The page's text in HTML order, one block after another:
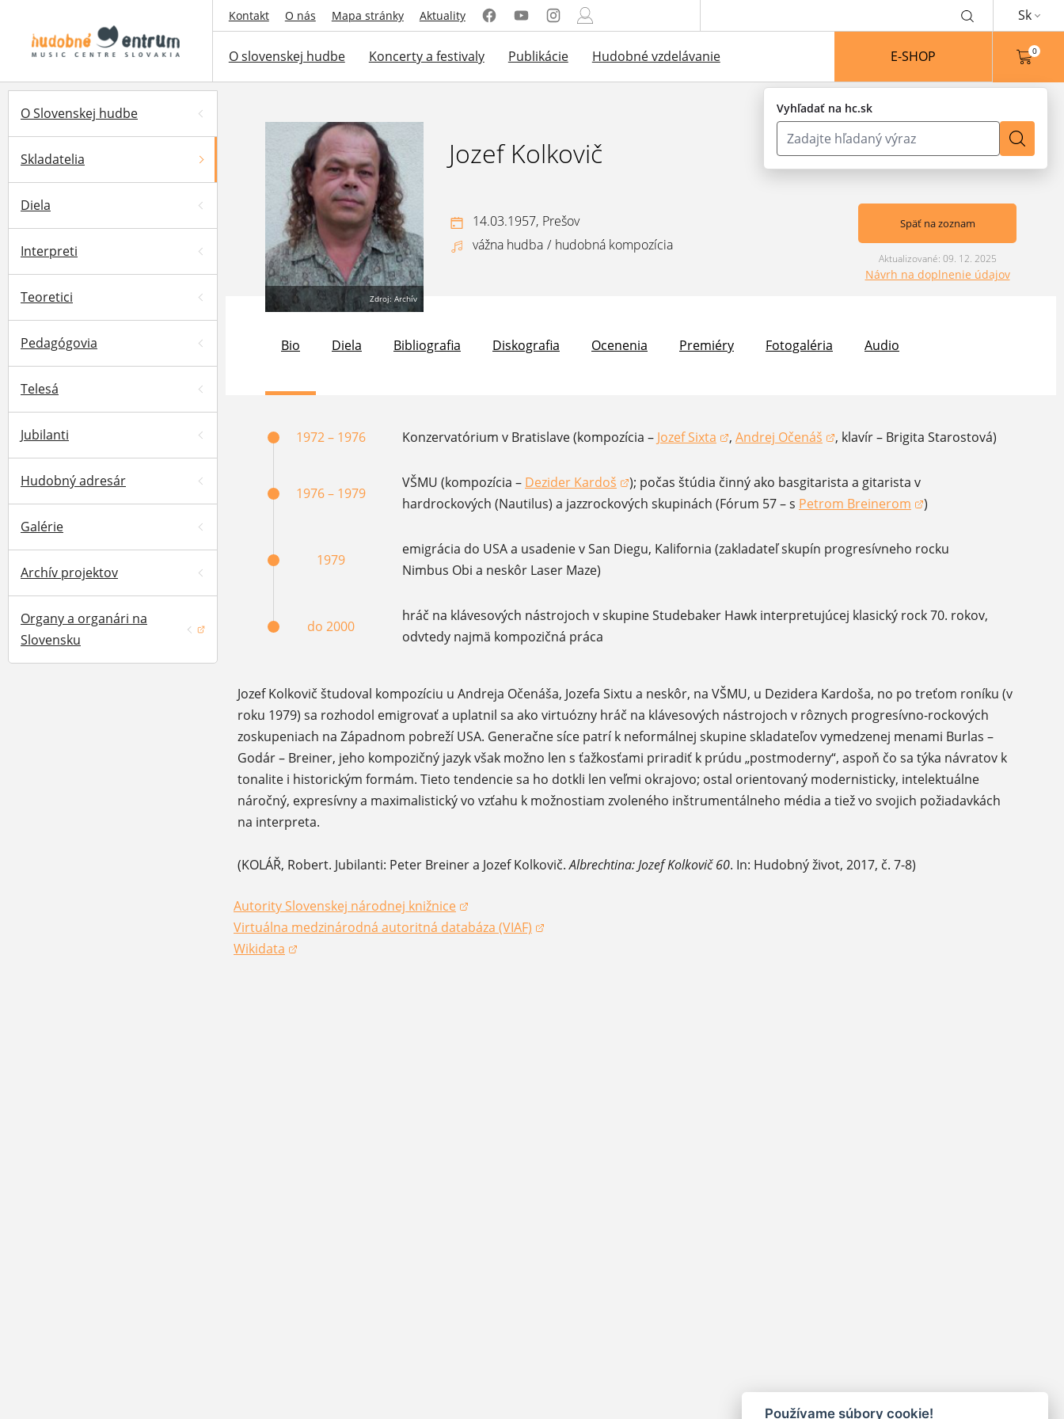
Kontakt O nás Mapa stránky Aktuality
Vyhľadať na hc.sk
Sk
O slovenskej hudbe Koncerty a festivaly Publikácie Hudobné vzdelávanie E-SHOP 0
O Slovenskej hudbe
Skladatelia
Diela
Interpreti
Teoretici
Pedagógovia
Telesá
Jubilanti
Hudobný adresár
Galérie
Archív projektov
Organy a organári na
Slovensku
(otvorí sa v novom okne)
Zdroj: Archív
Jozef Kolkovič
14.03.1957, Prešov
vážna hudba / hudobná kompozícia
Späť na zoznam
Aktualizované: 09. 12. 2025
Návrh na doplnenie údajov
Bio Diela Bibliografia Diskografia Ocenenia Premiéry Fotogaléria Audio
1972 – 1976 Konzervatórium v Bratislave (kompozícia – Jozef Sixta
(otvorí sa v novom okne)
, Andrej Očenáš
(otvorí sa v novom okne)
, klavír – Brigita Starostová)
1976 – 1979
VŠMU (kompozícia – Dezider Kardoš
(otvorí sa v novom okne)
); počas štúdia činný ako basgitarista a gitarista v
hardrockových (Nautilus) a jazzrockových skupinách (Fórum 57 – s Petrom Breinerom
(otvorí sa v novom okne)
)
1979
emigrácia do USA a usadenie v San Diegu, Kalifornia (zakladateľ skupín progresívneho rocku
Nimbus Obi a neskôr Laser Maze)
do 2000
hráč na klávesových nástrojoch v skupine Studebaker Hawk interpretujúcej klasický rock 70. rokov,
odvtedy najmä kompozičná práca
Jozef Kolkovič študoval kompozíciu u Andreja Očenáša, Jozefa Sixtu a neskôr, na VŠMU, u Dezidera Kardoša, no po treťom roníku (v
roku 1979) sa rozhodol emigrovať a uplatnil sa ako virtuózny hráč na klávesových nástrojoch v rôznych progresívno-rockových
zoskupeniach na Západnom pobreží USA. Generačne síce patrí k neformálnej skupine skladateľov vymedzenej menami Burlas –
Godár – Breiner, jeho kompozičný jazyk však možno len s ťažkosťami priradiť k prúdu „postmoderny“, aspoň čo sa týka návratov k
tonalite i historickým formám. Tieto tendencie sa ho dotkli len veľmi okrajovo; ostal orientovaný modernisticky, intelektuálne
náročný, expresívny a maximalistický vo vzťahu k možnostiam zvoleného inštrumentálneho média a tiež vo svojich požiadavkách
na interpreta.
(KOLÁŘ, Robert. Jubilanti: Peter Breiner a Jozef Kolkovič.Albrechtina: Jozef Kolkovič 60. In: Hudobný život, 2017, č. 7-8)
Autority Slovenskej národnej knižnice
(otvorí sa v novom okne)
Virtuálna medzinárodná autoritná databáza (VIAF)
(otvorí sa v novom okne)
Wikidata
(otvorí sa v novom okne)
Používame súbory cookie!